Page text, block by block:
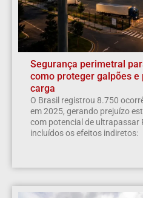
Segurança perimetral
como proteger galpões e
carga
O Brasil registrou 8.750
em 2025, gerando prejuízo
com potencial de ultrapassar
incluídos os efeitos indiretos: